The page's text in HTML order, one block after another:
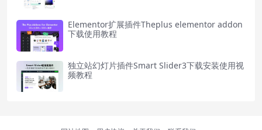
Elementor扩展插件Theplus elementor addon
下载使用教程
独立站幻灯片插件Smart Slider3下载安装使用视
频教程